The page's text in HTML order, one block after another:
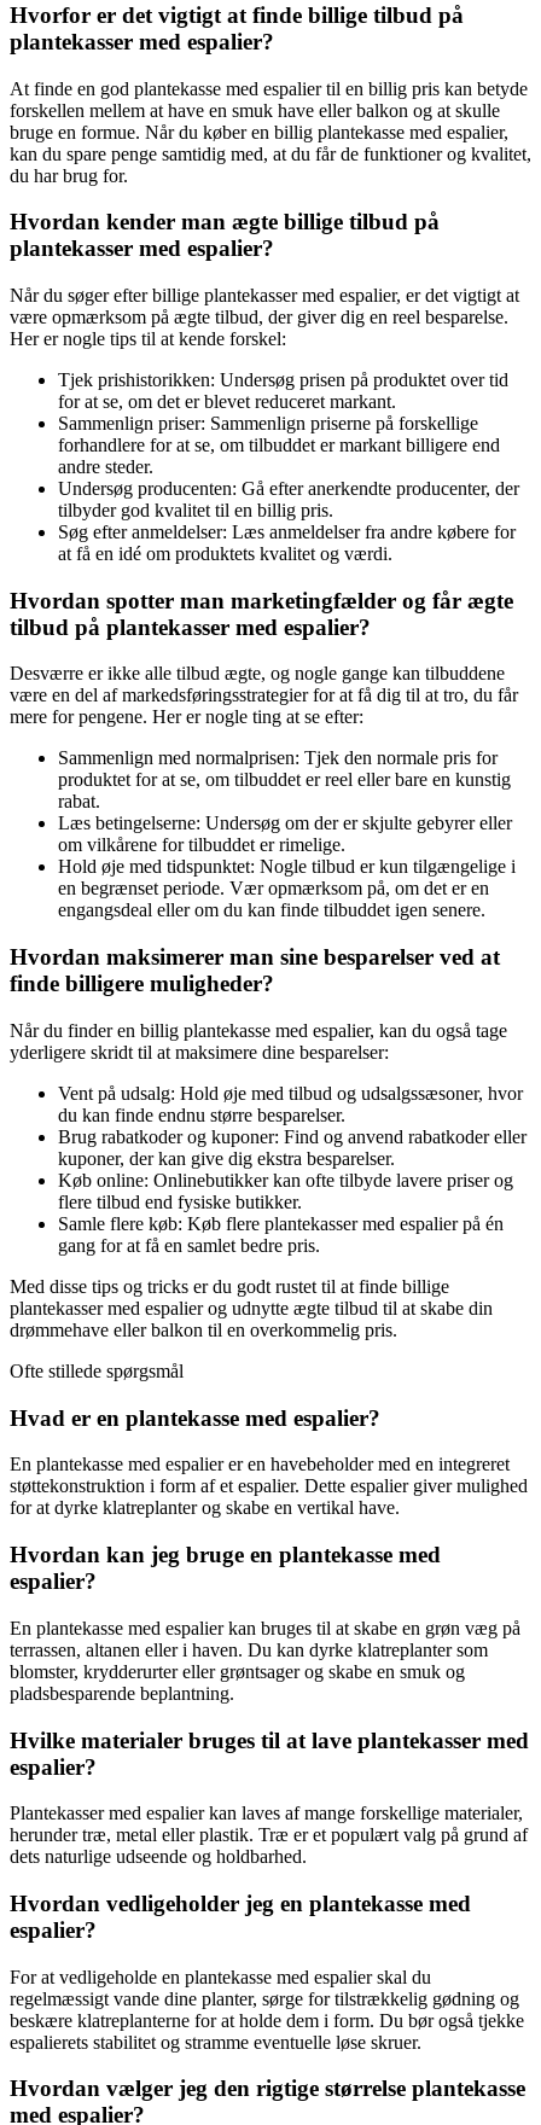
Hvorfor er det vigtigt at finde billige tilbud på
plantekasser med espalier?
At finde en god plantekasse med espalier til en billig pris kan betyde
forskellen mellem at have en smuk have eller balkon og at skulle
bruge en formue. Når du køber en billig plantekasse med espalier,
kan du spare penge samtidig med, at du får de funktioner og kvalitet,
du har brug for.
Hvordan kender man ægte billige tilbud på
plantekasser med espalier?
Når du søger efter billige plantekasser med espalier, er det vigtigt at
være opmærksom på ægte tilbud, der giver dig en reel besparelse.
Her er nogle tips til at kende forskel:
Tjek prishistorikken: Undersøg prisen på produktet over tid
for at se, om det er blevet reduceret markant.
Sammenlign priser: Sammenlign priserne på forskellige
forhandlere for at se, om tilbuddet er markant billigere end
andre steder.
Undersøg producenten: Gå efter anerkendte producenter, der
tilbyder god kvalitet til en billig pris.
Søg efter anmeldelser: Læs anmeldelser fra andre købere for
at få en idé om produktets kvalitet og værdi.
Hvordan spotter man marketingfælder og får ægte
tilbud på plantekasser med espalier?
Desværre er ikke alle tilbud ægte, og nogle gange kan tilbuddene
være en del af markedsføringsstrategier for at få dig til at tro, du får
mere for pengene. Her er nogle ting at se efter:
Sammenlign med normalprisen: Tjek den normale pris for
produktet for at se, om tilbuddet er reel eller bare en kunstig
rabat.
Læs betingelserne: Undersøg om der er skjulte gebyrer eller
om vilkårene for tilbuddet er rimelige.
Hold øje med tidspunktet: Nogle tilbud er kun tilgængelige i
en begrænset periode. Vær opmærksom på, om det er en
engangsdeal eller om du kan finde tilbuddet igen senere.
Hvordan maksimerer man sine besparelser ved at
finde billigere muligheder?
Når du finder en billig plantekasse med espalier, kan du også tage
yderligere skridt til at maksimere dine besparelser:
Vent på udsalg: Hold øje med tilbud og udsalgssæsoner, hvor
du kan finde endnu større besparelser.
Brug rabatkoder og kuponer: Find og anvend rabatkoder eller
kuponer, der kan give dig ekstra besparelser.
Køb online: Onlinebutikker kan ofte tilbyde lavere priser og
flere tilbud end fysiske butikker.
Samle flere køb: Køb flere plantekasser med espalier på én
gang for at få en samlet bedre pris.
Med disse tips og tricks er du godt rustet til at finde billige
plantekasser med espalier og udnytte ægte tilbud til at skabe din
drømmehave eller balkon til en overkommelig pris.
Ofte stillede spørgsmål
Hvad er en plantekasse med espalier?
En plantekasse med espalier er en havebeholder med en integreret
støttekonstruktion i form af et espalier. Dette espalier giver mulighed
for at dyrke klatreplanter og skabe en vertikal have.
Hvordan kan jeg bruge en plantekasse med
espalier?
En plantekasse med espalier kan bruges til at skabe en grøn væg på
terrassen, altanen eller i haven. Du kan dyrke klatreplanter som
blomster, krydderurter eller grøntsager og skabe en smuk og
pladsbesparende beplantning.
Hvilke materialer bruges til at lave plantekasser med
espalier?
Plantekasser med espalier kan laves af mange forskellige materialer,
herunder træ, metal eller plastik. Træ er et populært valg på grund af
dets naturlige udseende og holdbarhed.
Hvordan vedligeholder jeg en plantekasse med
espalier?
For at vedligeholde en plantekasse med espalier skal du
regelmæssigt vande dine planter, sørge for tilstrækkelig gødning og
beskære klatreplanterne for at holde dem i form. Du bør også tjekke
espalierets stabilitet og stramme eventuelle løse skruer.
Hvordan vælger jeg den rigtige størrelse plantekasse
med espalier?